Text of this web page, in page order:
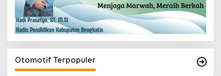
Otomotif Terpopuler